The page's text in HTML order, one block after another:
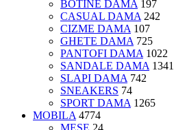
BOTINE DAMA 197
CASUAL DAMA 242
CIZME DAMA 107
GHETE DAMA 725
PANTOFI DAMA 1022
SANDALE DAMA 1341
SLAPI DAMA 742
SNEAKERS 74
SPORT DAMA 1265
MOBILA 4774
MESE 24